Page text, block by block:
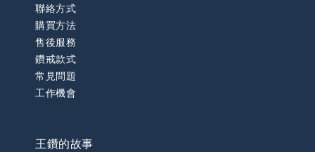
聯絡方式
購買方法
售後服務
鑽戒款式
常見問題
工作機會
王鑽的故事